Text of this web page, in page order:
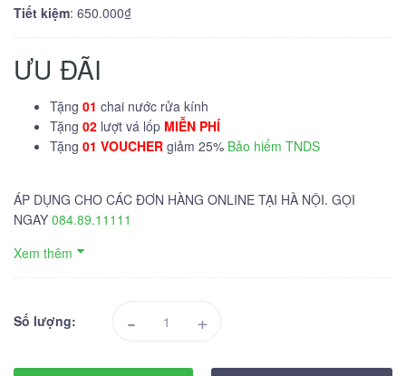
Tiết kiệm: 650.000₫
ƯU ĐÃI
Tặng 01 chai nước rửa kính
Tặng 02 lượt vá lốp MIỄN PHÍ
Tặng 01 VOUCHER giảm 25% Bảo hiểm TNDS
ÁP DỤNG CHO CÁC ĐƠN HÀNG ONLINE TẠI HÀ NỘI. GỌI
NGAY 084.89.11111
Xem thêm
Số lượng: - +